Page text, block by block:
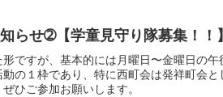
らせ➁【学童見守り隊募集！！】
ですが、基本的には月曜日〜金曜日の午
の１枠であり、特に西町会は発祥町会
です。ぜひご参加お願い